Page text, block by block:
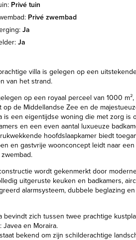
Privé tuin
Privé zwembad
Ja
Ja
villa is gelegen op een
van het strand.
op een royaal perceel van 1000
op de Middellandse Zee en de
is een eigentijdse woning die met zorg is
en een even aantal luxueuze
hoofdslaapkamer biedt
en gastvrije woonconcept leidt naar
wordt gekenmerkt door
uitgeruste keuken en badkamers,
alarmsysteem, dubbele beglazing
bevindt zich tussen twee prachtige
Javea en Moraira.
bekend om zijn schilderachtige